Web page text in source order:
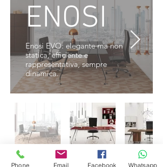
ENOSI
Enosi EVO: elegante ma non
statica, efficiente e
rappresentativa, sempre
dinamica.
Phone Email Facebook Whatsapp